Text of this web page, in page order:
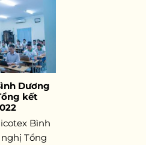
Dương
kết
Bình
Tổng